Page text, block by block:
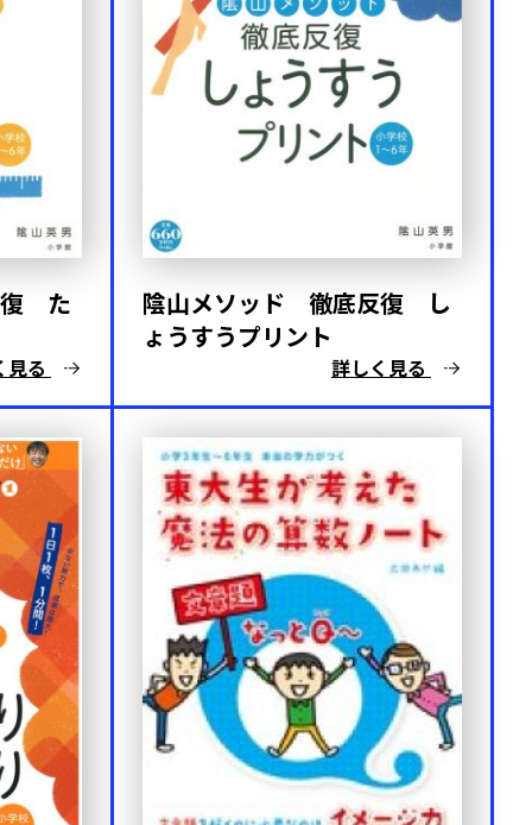
復 た
見る
陰山メソッド 徹底反復 し
ょうすうプリント
詳しく見る